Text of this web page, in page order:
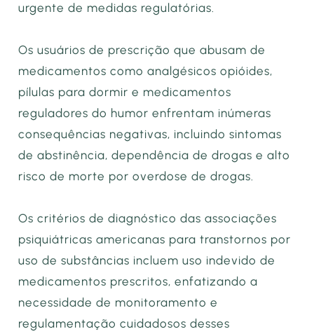
urgente de medidas regulatórias.
Os usuários de prescrição que abusam de
medicamentos como analgésicos opióides,
pílulas para dormir e medicamentos
reguladores do humor enfrentam inúmeras
consequências negativas, incluindo sintomas
de abstinência, dependência de drogas e alto
risco de morte por overdose de drogas.
Os critérios de diagnóstico das associações
psiquiátricas americanas para transtornos por
uso de substâncias incluem uso indevido de
medicamentos prescritos, enfatizando a
necessidade de monitoramento e
regulamentação cuidadosos desses